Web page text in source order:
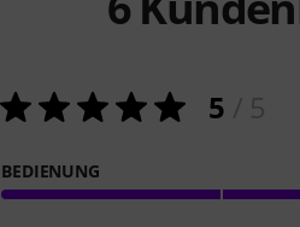
5
BEDIENUNG